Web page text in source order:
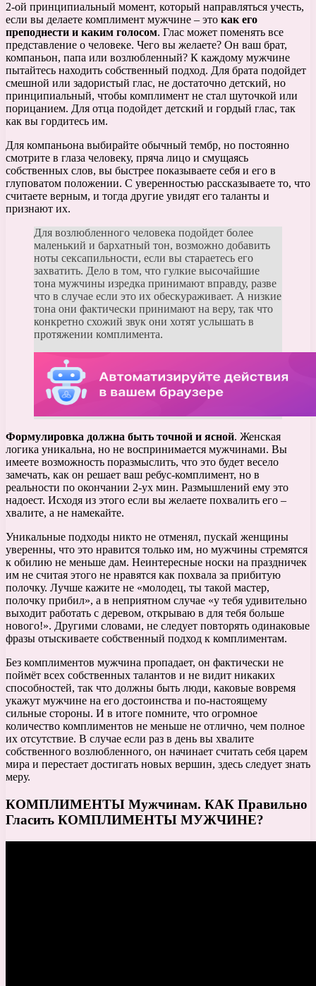
2-ой принципиальный момент, который направляться учесть,
если вы делаете комплимент мужчине – это как его
преподнести и каким голосом. Глас может поменять все
представление о человеке. Чего вы желаете? Он ваш брат,
компаньон, папа или возлюбленный? К каждому мужчине
пытайтесь находить собственный подход. Для брата подойдет
смешной или задористый глас, не достаточно детский, но
принципиальный, чтобы комплимент не стал шуточкой или
порицанием. Для отца подойдет детский и гордый глас, так
как вы гордитесь им.
Для компаньона выбирайте обычный тембр, но постоянно
смотрите в глаза человеку, пряча лицо и смущаясь
собственных слов, вы быстрее показываете себя и его в
глуповатом положении. С уверенностью рассказываете то, что
считаете верным, и тогда другие увидят его таланты и
признают их.
Для возлюбленного человека подойдет более
маленький и бархатный тон, возможно добавить
ноты сексапильности, если вы стараетесь его
захватить. Дело в том, что гулкие высочайшие
тона мужчины изредка принимают вправду, разве
что в случае если это их обескураживает. А низкие
тона они фактически принимают на веру, так что
конкретно схожий звук они хотят услышать в
протяжении комплимента.
Формулировка должна быть точной и ясной. Женская
логика уникальна, но не воспринимается мужчинами. Вы
имеете возможность поразмыслить, что это будет весело
замечать, как он решает ваш ребус-комплимент, но в
реальности по окончании 2-ух мин. Размышлений ему это
надоест. Исходя из этого если вы желаете похвалить его –
хвалите, а не намекайте.
Уникальные подходы никто не отменял, пускай женщины
уверенны, что это нравится только им, но мужчины стремятся
к обилию не меньше дам. Неинтересные носки на праздничек
им не считая этого не нравятся как похвала за прибитую
полочку. Лучше кажите не «молодец, ты такой мастер,
полочку прибил», а в неприятном случае «у тебя удивительно
выходит работать с деревом, открываю в для тебя больше
нового!». Другими словами, не следует повторять одинаковые
фразы отыскиваете собственный подход к комплиментам.
Без комплиментов мужчина пропадает, он фактически не
поймёт всех собственных талантов и не видит никаких
способностей, так что должны быть люди, каковые вовремя
укажут мужчине на его достоинства и по-настоящему
сильные стороны. И в итоге помните, что огромное
количество комплиментов не меньше не отлично, чем полное
их отсутствие. В случае если раз в день вы хвалите
собственного возлюбленного, он начинает считать себя царем
мира и перестает достигать новых вершин, здесь следует знать
меру.
КОМПЛИМЕНТЫ Мужчинам. КАК Правильно
Гласить КОМПЛИМЕНТЫ МУЖЧИНЕ?